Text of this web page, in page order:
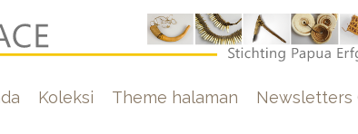
Koleksi Theme halaman Newsletters